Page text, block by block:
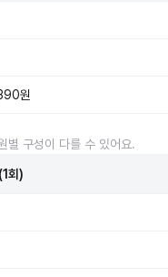
원
별 구성이 다를 수 있어요.
회)